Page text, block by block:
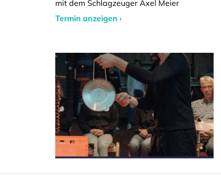
mit dem Schlagzeuger Axel Meier
Termin anzeigen ›